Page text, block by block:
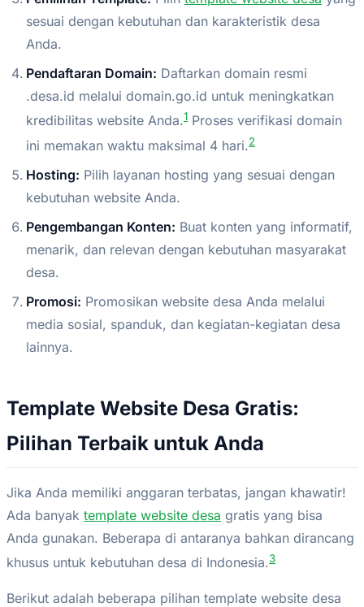
sesuai dengan kebutuhan dan karakteristik desa
Anda.
Pendaftaran Domain: Daftarkan domain resmi
.desa.id melalui domain.go.id untuk meningkatkan
kredibilitas website Anda.1 Proses verifikasi domain
ini memakan waktu maksimal 4 hari.2
Hosting: Pilih layanan hosting yang sesuai dengan
kebutuhan website Anda.
Pengembangan Konten: Buat konten yang informatif,
menarik, dan relevan dengan kebutuhan masyarakat
desa.
Promosi: Promosikan website desa Anda melalui
media sosial, spanduk, dan kegiatan-kegiatan desa
lainnya.
Template Website Desa Gratis:
Pilihan Terbaik untuk Anda
Jika Anda memiliki anggaran terbatas, jangan khawatir!
Ada banyak template website desa gratis yang bisa
Anda gunakan. Beberapa di antaranya bahkan dirancang
khusus untuk kebutuhan desa di Indonesia.3
Berikut adalah beberapa pilihan template website desa